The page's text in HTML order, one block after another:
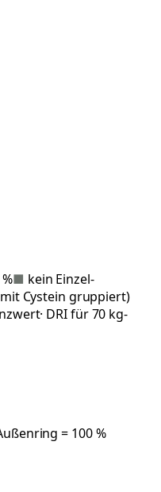
■ kein Einzel-
Cystein gruppiert)
· DRI für 70 kg-
= 100 %